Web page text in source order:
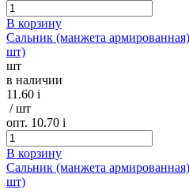
В корзину
Сальник (манжета
шт)
шт
в наличии
11.60 i
/ шт
опт. 10.70 i
В корзину
Сальник (манжета
шт)